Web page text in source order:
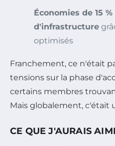
Économies de 15
d'infrastructure
optimisés
Franchement, ce n'était
tensions sur la phase
certains membres
Mais globalement, c'était
CE QUE J'AURAIS